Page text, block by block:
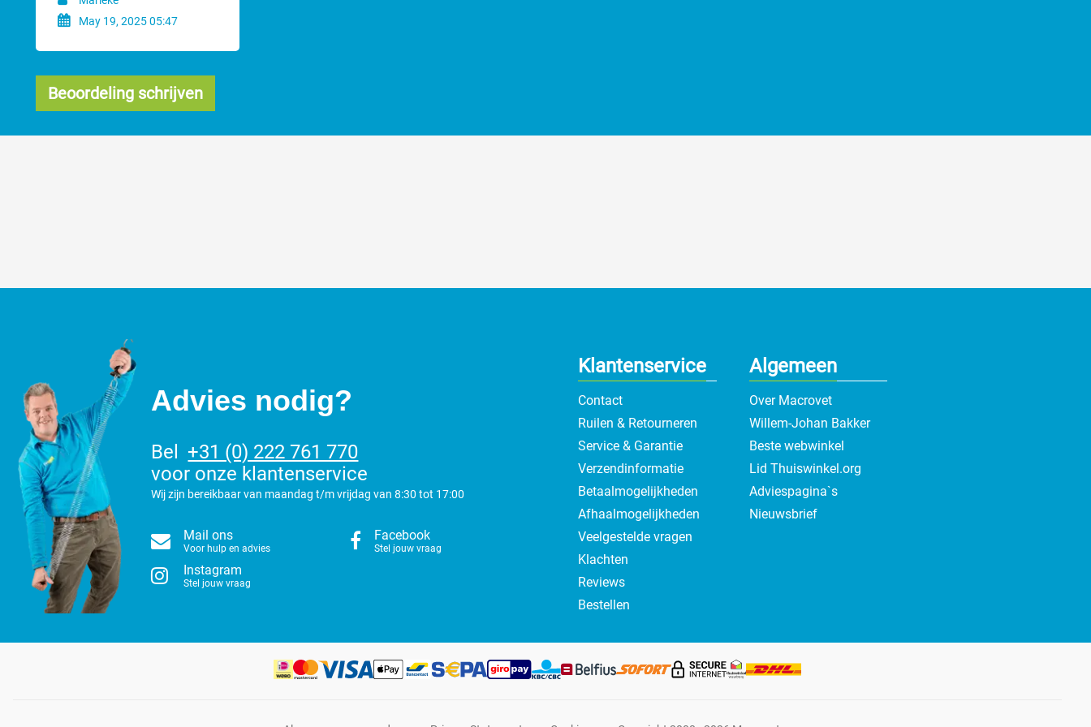
May 19, 2025 05:47
Beoordeling schrijven
Klantenservice
Contact
Ruilen & Retourneren
Service & Garantie
Verzendinformatie
Betaalmogelijkheden
Afhaalmogelijkheden
Veelgestelde vragen
Klachten
Reviews
Bestellen
Algemeen
Over Macrovet
Willem-Johan Bakker
Beste webwinkel
Lid Thuiswinkel.org
Adviespagina`s
Nieuwsbrief
Advies nodig?
Bel
+31 (0) 222 761 770
voor onze klantenservice
Wij zijn bereikbaar van maandag t/m vrijdag van 8:30 tot 17:00
Mail ons
Voor hulp en advies
Facebook
Stel jouw vraag
Instagram
Stel jouw vraag